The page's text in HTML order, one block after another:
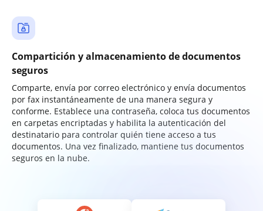
Compartición y almacenamiento de documentos
seguros
Comparte, envía por correo electrónico y envía documentos
por fax instantáneamente de una manera segura y
conforme. Establece una contraseña, coloca tus documentos
en carpetas encriptadas y habilita la autenticación del
destinatario para controlar quién tiene acceso a tus
documentos. Una vez finalizado, mantiene tus documentos
seguros en la nube.